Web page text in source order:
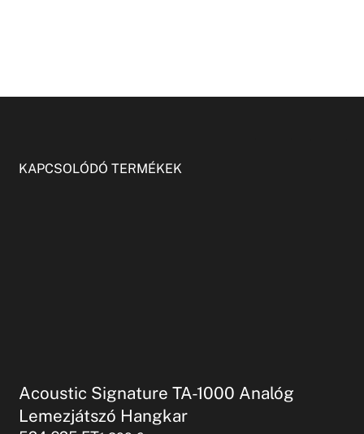
KAPCSOLÓDÓ TERMÉKEK
Acoustic Signature TA-1000 Analóg
Lemezjátszó Hangkar